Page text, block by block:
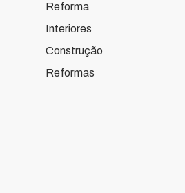
Reforma
Interiores
Construção
Reformas